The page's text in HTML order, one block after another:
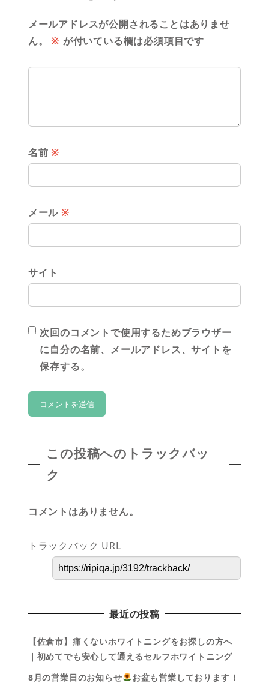
メールアドレスが公開されることはありませ
ん。
※ が付いている欄は必須項目です
名前 ※
メール ※
サイト
次回のコメントで使用するためブラウザー
に自分の名前、メールアドレス、サイトを
保存する。
この投稿へのトラックバッ
ク
コメントはありません。
トラックバック URL
最近の投稿
【佐倉市】痛くないホワイトニングをお探しの方へ
｜初めてでも安心して通えるセルフホワイトニング
8月の営業日のお知らせ
お盆も営業しております！